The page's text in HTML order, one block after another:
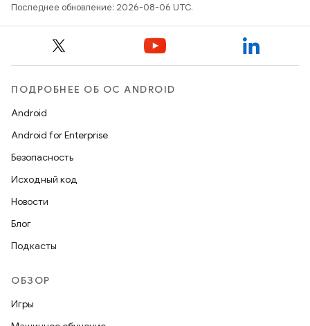
Последнее обновление: 2026-08-06 UTC.
ПОДРОБНЕЕ ОБ ОС ANDROID
Android
Android for Enterprise
Безопасность
Исходный код
Новости
Блог
Подкасты
ОБЗОР
Игры